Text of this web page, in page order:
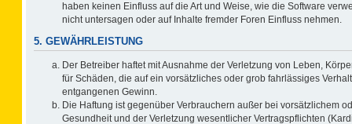
haben keinen Einfluss auf die Art und Weise, wie die Software
nicht untersagen oder auf Inhalte fremder Foren Einfluss nehmen.
5. GEWÄHRLEISTUNG
Der Betreiber haftet mit Ausnahme der Verletzung von Leben,
für Schäden, die auf ein vorsätzliches oder grob fahrlässiges
entgangenen Gewinn.
Die Haftung ist gegenüber Verbrauchern außer bei vorsätzlichem
Gesundheit und der Verletzung wesentlicher Vertragspflichten